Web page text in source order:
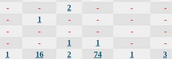
- - 2 - - -
- 1 - - - -
- - - - - -
- - 1 1 - -
1 16 2 74 1 3